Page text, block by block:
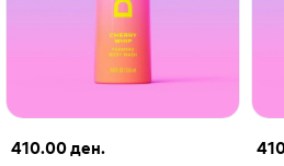
410.00 ден.